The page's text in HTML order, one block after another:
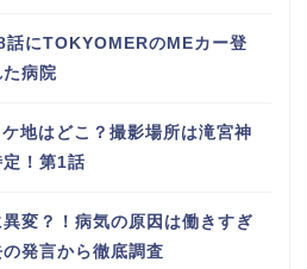
話にTOKYOMERのMEカー登
病院
地はどこ？撮影場所は滝宮神
！第1話
異変？！病気の原因は働きすぎ
発言から徹底調査